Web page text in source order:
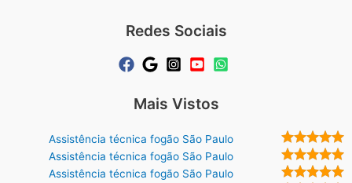
Redes Sociais
Mais Vistos
Assistência técnica fogão São Paulo
Assistência técnica fogão São Paulo
Assistência técnica fogão São Paulo